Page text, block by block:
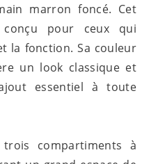
marron foncé. Cet
conçu pour ceux qui
la fonction. Sa couleur
un look classique et
essentiel à toute
compartiments à